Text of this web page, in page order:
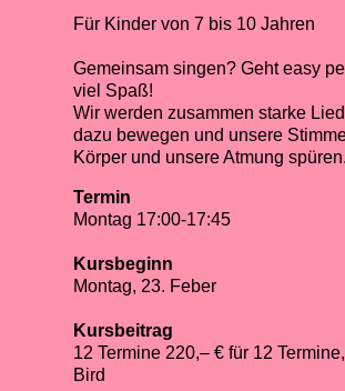
Für Kinder von 7 bis 10 Jahren
Gemeinsam singen? Geht easy
viel Spaß!
Wir werden zusammen starke
dazu bewegen und unsere
Körper und unsere Atmung spüren.
Termin
Montag 17:00-17:45
Kursbeginn
Montag, 23. Feber
Kursbeitrag
12 Termine 220,– € für 12
Bird